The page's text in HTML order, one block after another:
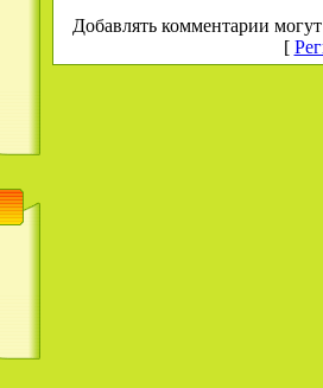
Добавлять комментарии
[